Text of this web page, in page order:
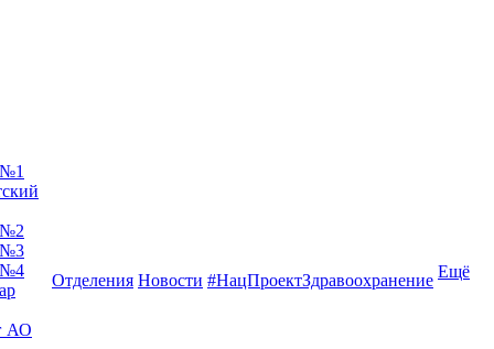
№2
№3
№4
АО
Отделения Новости #НацПроектЗдравоохранение Ещё